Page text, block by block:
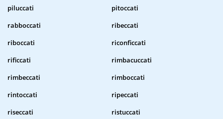
piluccati
pitoccati
rabboccati
ribeccati
riboccati
riconficcati
rificcati
rimbacuccati
rimbeccati
rimboccati
rintoccati
ripeccati
riseccati
ristuccati